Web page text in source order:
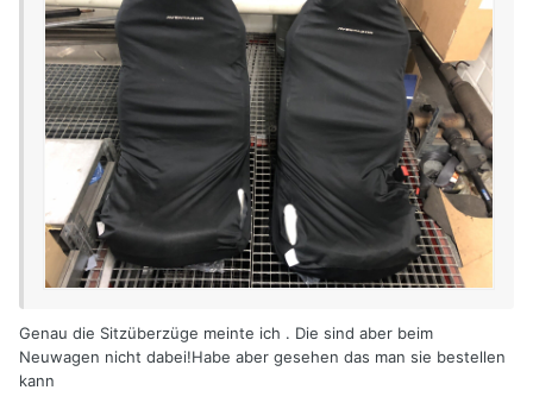
Genau die Sitzüberzüge meinte ich . Die sind aber beim
Neuwagen nicht dabei!Habe aber gesehen das man sie bestellen
kann